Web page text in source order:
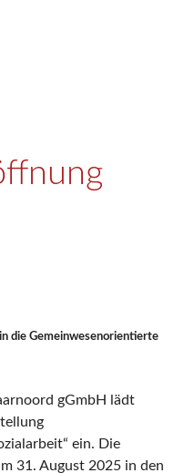
die Gemeinwesenorientierte
gGmbH lädt
ein. Die
31. August 2025 in den